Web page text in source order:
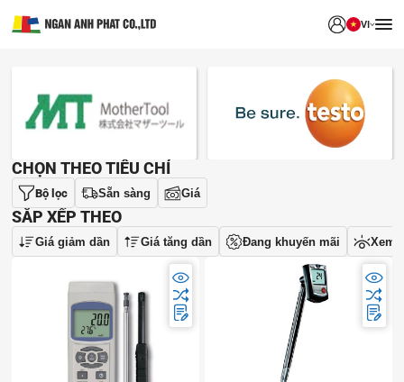
VI
CHỌN THEO TIÊU CHÍ
Bộ lọc Sẵn sàng Giá
SẮP XẾP THEO
Giá giảm dần Giá tăng dần Đang khuyến mãi Xem